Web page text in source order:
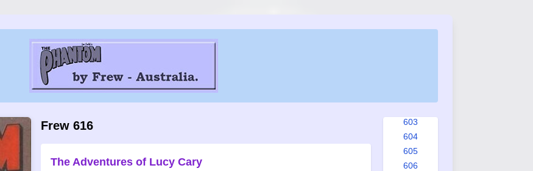
Frew 616
The Adventures of Lucy Cary
603
604
605
606